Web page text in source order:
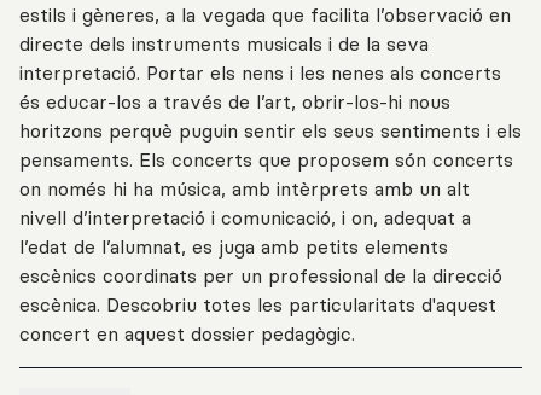
estils i gèneres, a la vegada que facilita l’observació en
directe dels instruments musicals i de la seva
interpretació. Portar els nens i les nenes als concerts
és educar-los a través de l’art, obrir-los-hi nous
horitzons perquè puguin sentir els seus sentiments i els
pensaments. Els concerts que proposem són concerts
on només hi ha música, amb intèrprets amb un alt
nivell d’interpretació i comunicació, i on, adequat a
l’edat de l’alumnat, es juga amb petits elements
escènics coordinats per un professional de la direcció
escènica. Descobriu totes les particularitats d'aquest
concert en aquest dossier pedagògic.